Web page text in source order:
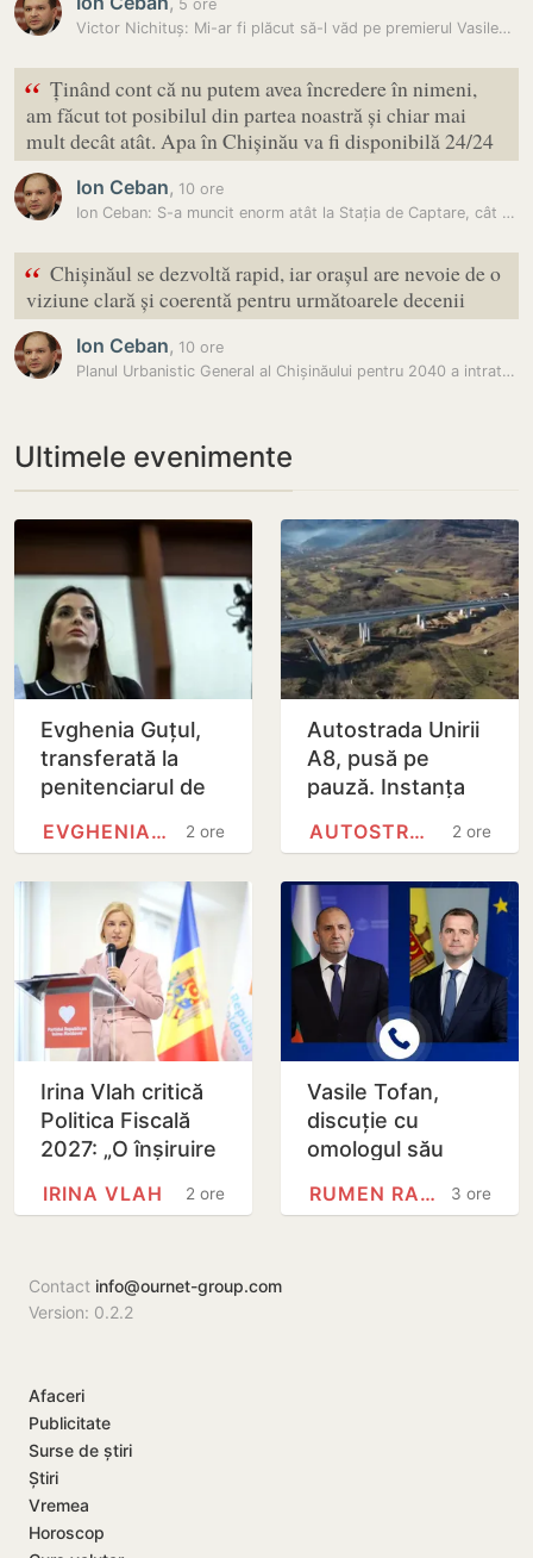
5 ore
Victor Nichituș: Mi-ar fi plăcut să-l văd pe premierul Vasile…
“ Ținând cont că nu putem avea încredere în nimeni,
am făcut tot posibilul din partea noastră și chiar mai
mult decât atât. Apa în Chișinău va fi disponibilă 24/24
Ion Ceban, 10 ore
Ion Ceban: S-a muncit enorm atât la Stația de Captare, cât și la toate…
“ Chișinăul se dezvoltă rapid, iar orașul are nevoie de o
viziune clară și coerentă pentru următoarele decenii
Ion Ceban, 10 ore
Planul Urbanistic General al Chișinăului pentru 2040 a intrat în etapa…
Ultimele evenimente
Evghenia Guțul,
transferată la
penitenciarul de
2 ore
EVGHENIA GUȚUL
Autostrada Unirii
A8, pusă pe
pauză. Instanța
suspendat
2 ore
AUTOSTRADA A8 (ROMÂNIA)
Irina Vlah critică
Politica Fiscală
2027: „O înșiruire
realizată pe
2 ore
IRINA VLAH
Vasile Tofan,
discuție cu
omologul său
europeană și
3 ore
RUMEN RADEV
Contact info@ournet-group.com
Version: 0.2.2
Afaceri
Publicitate
Surse de știri
Știri
Vremea
Horoscop